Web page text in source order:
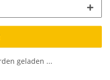
geladen ...